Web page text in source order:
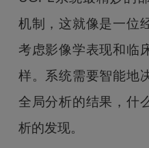
机制，这就像是一位
考虑影像学表现和临
样。系统需要智能地
全局分析的结果，什
析的发现。